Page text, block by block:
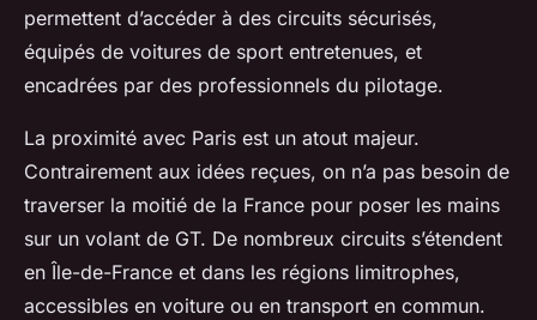
permettent d’accéder à des circuits sécurisés,
équipés de voitures de sport entretenues, et
encadrées par des professionnels du pilotage.
La proximité avec Paris est un atout majeur.
Contrairement aux idées reçues, on n’a pas besoin de
traverser la moitié de la France pour poser les mains
sur un volant de GT. De nombreux circuits s’étendent
en Île-de-France et dans les régions limitrophes,
accessibles en voiture ou en transport en commun.